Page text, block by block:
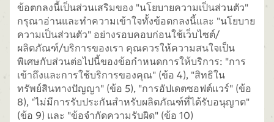
ข้อตกลงนี้เป็นส่วนเสริมของ "นโยบายความเป็นส่วนตัว"
กรุณาอ่านและทำความเข้าใจทั้งข้อตกลงนี้และ "นโยบาย
ความเป็นส่วนตัว" อย่างรอบคอบก่อนใช้เว็บไซต์/
ผลิตภัณฑ์/บริการของเรา คุณควรให้ความสนใจเป็น
พิเศษกับส่วนต่อไปนี้ของข้อกำหนดการให้บริการ: "การ
เข้าถึงและการใช้บริการของคุณ" (ข้อ 4), "สิทธิใน
ทรัพย์สินทางปัญญา" (ข้อ 5), "การอัปเดตซอฟต์แวร์" (ข้อ
8), "ไม่มีการรับประกันสำหรับผลิตภัณฑ์ที่ได้รับอนุญาต"
(ข้อ 9) และ "ข้อจำกัดความรับผิด" (ข้อ 10)